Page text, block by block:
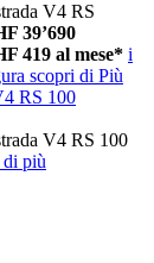
V4 RS
39’690
419 al mese* i
scopri di Più
RS 100
V4 RS 100
di più